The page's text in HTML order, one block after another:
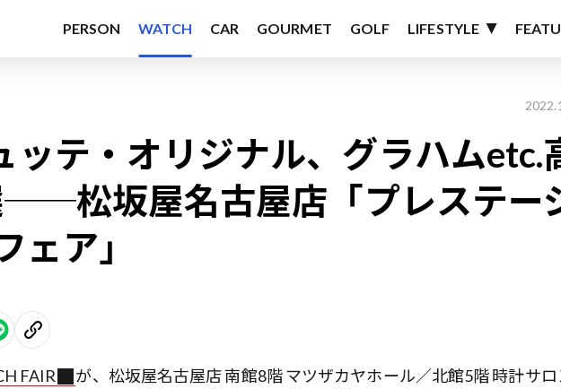
PERSON WATCH CAR GOURMET GOLF LIFESTYLE
ッテ・オリジナル、グラハムetc.
松坂屋名古屋店「プレステー
ェア」
FAIR
が、松坂屋名古屋店 南館8階 マツザカヤホール／北館5階 時計サロ